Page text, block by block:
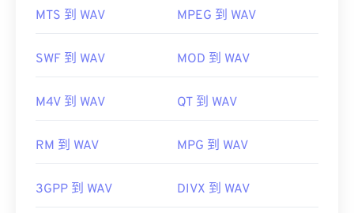
制定者： ISO
运动图像专家组
有用的链接：
er_I
https://mpeg.chiariglione.org/standards/mpeg-
1.html
player和 QuickTime
等程序来打开和播放 WAV 文
由于WAV文件未经压缩，质量更高，适合导入音乐编
的 DJ 软件程序，WAV 文件在该程序上运行良好。
开发者： Microsoft
IBM
有用的链接：
MTS 到 WAV MPEG 到 WAV
SWF 到 WAV MOD 到 WAV
M4V 到 WAV QT 到 WAV
RM 到 WAV MPG 到 WAV
3GPP 到 WAV DIVX 到 WAV